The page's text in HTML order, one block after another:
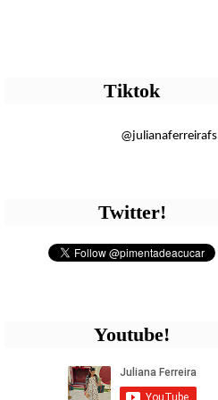
Tiktok
@julianaferreirafs
Twitter!
Youtube!